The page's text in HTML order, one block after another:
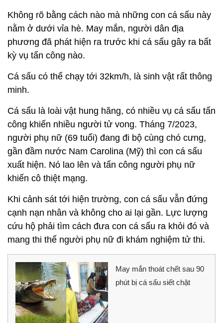
Không rõ bằng cách nào mà những con cá sấu này
nằm ở dưới vỉa hè. May mắn, người dân địa
phương đã phát hiện ra trước khi cá sấu gây ra bất
kỳ vụ tấn công nào.
Cá sấu có thể chạy tới 32km/h, là sinh vật rất thông
minh.
Cá sấu là loài vật hung hăng, có nhiều vụ cá sấu tấn
công khiến nhiều người tử vong. Tháng 7/2023,
người phụ nữ (69 tuổi) đang đi bộ cùng chó cưng,
gần đầm nước Nam Carolina (Mỹ) thì con cá sấu
xuất hiện. Nó lao lên và tấn công người phụ nữ
khiến cô thiệt mạng.
Khi cảnh sát tới hiện trường, con cá sấu vẫn đứng
cạnh nạn nhân và không cho ai lại gần. Lực lượng
cứu hộ phải tìm cách đưa con cá sấu ra khỏi đó và
mang thi thể người phụ nữ đi khám nghiệm tử thi.
May mắn thoát chết sau 90
phút bị cá sấu siết chặt